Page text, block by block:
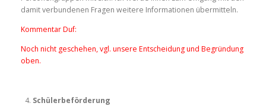
damit verbundenen Fragen weitere Informationen übermitteln.
Kommentar Duf:
Noch nicht geschehen, vgl. unsere Entscheidung und Begründung
oben.
Schülerbeförderung